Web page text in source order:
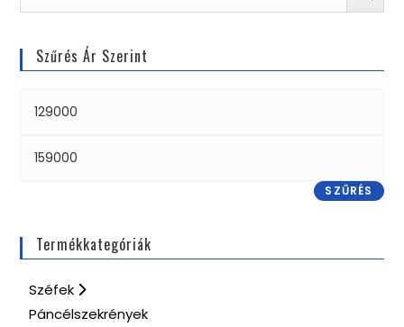
Szűrés Ár Szerint
SZŰRÉS
Termékkategóriák
Széfek
Páncélszekrények